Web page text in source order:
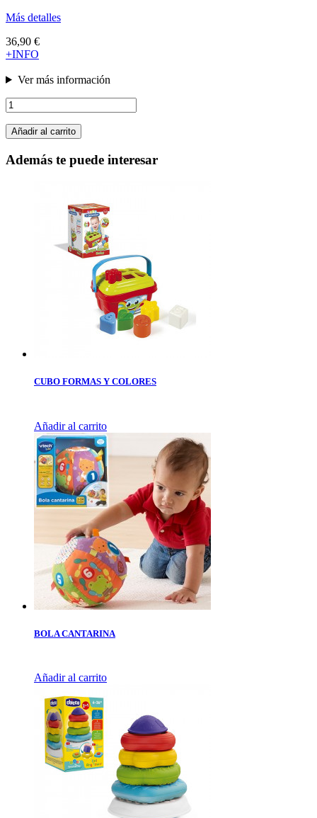
Más detalles
36,90 €
+INFO
Ver más información
Añadir al carrito
Además te puede interesar
CUBO FORMAS Y COLORES
Añadir al carrito
BOLA CANTARINA
Añadir al carrito